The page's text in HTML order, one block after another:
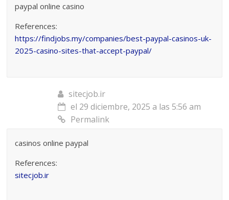
paypal online casino
References:
https://findjobs.my/companies/best-paypal-casinos-uk-
2025-casino-sites-that-accept-paypal/
sitecjob.ir
el 29 diciembre, 2025 a las 5:56 am
Permalink
casinos online paypal
References:
sitecjob.ir